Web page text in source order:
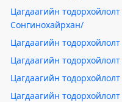
Цагдаагийн
Сонгинохайрхан/
Цагдаагийн
Цагдаагийн
Цагдаагийн
Цагдаагийн